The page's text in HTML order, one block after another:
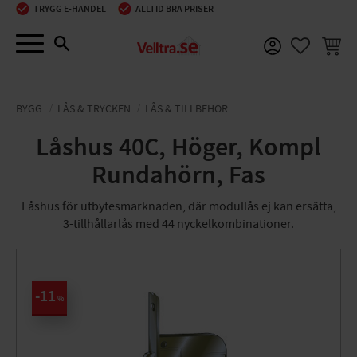
Meny
TRYGG E-HANDEL ALLTID BRA PRISER
BYGG LÅS & TRYCKEN LÅS & TILLBEHÖR
Låshus 40C, Höger, Kompl
Rundahörn, Fas
Låshus för utbytesmarknaden, där modullås ej kan ersätta,
3-tillhållarlås med 44 nyckelkombinationer.
11 %